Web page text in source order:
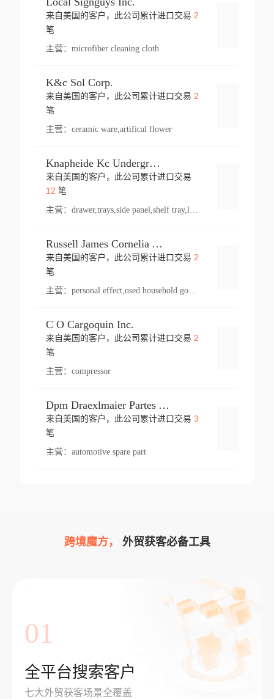
来自美国的客户，此公司累计进口交易 2
笔
主营： microfiber cleaning cloth
K&c Sol Corp.
来自美国的客户，此公司累计进口交易 2
笔
主营： ceramic ware,artifical flower
Knapheide Kc Underground
来自美国的客户，此公司累计进口交易
12 笔
主营：
Russell James Cornelia Arlington Va
来自美国的客户，此公司累计进口交易 2
笔
主营： personal effect,used household goods
C O Cargoquin Inc.
来自美国的客户，此公司累计进口交易 2
笔
主营： compressor
Dpm Draexlmaier Partes Automotrices Corr Ind Huejotzingo
来自美国的客户，此公司累计进口交易 3
笔
主营： automotive spare part
跨境魔方， 外贸获客必备工具
01
全平台搜索客户
七大外贸获客场景全覆盖